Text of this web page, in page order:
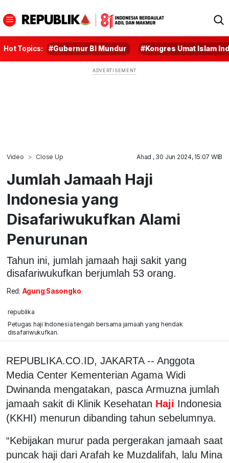
Hot Topics: #Gubernur BI Mundur #Kongres Umat Islam
Video Close Up Ahad , 30 Jun 2024, 15:07 WIB
Jumlah Jamaah Haji
Indonesia yang
Disafariwukufkan Alami
Penurunan
Tahun ini, jumlah jamaah haji sakit yang
disafariwukufkan berjumlah 53 orang.
Red: Agung Sasongko
republika
Petugas haji Indonesia tengah bersama jamaah yang hendak
disafariwukufkan.
REPUBLIKA.CO.ID, JAKARTA -- Anggota
Media Center Kementerian Agama Widi
Dwinanda mengatakan, pasca Armuzna jumlah
jamaah sakit di Klinik Kesehatan Haji Indonesia
(KKHI) menurun dibanding tahun sebelumnya.
“Kebijakan murur pada pergerakan jamaah saat
puncak haji dari Arafah ke Muzdalifah, lalu Mina